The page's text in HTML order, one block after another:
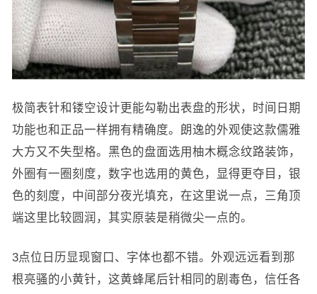
极简表针和镂空设计更能勾勒出表盘的形状，时间日期
功能也和正品一样拥有精确度。朗逸的外观使这款儒雅
大方又不失型格。黑色的盘面选用柚木概念纹路装饰，
外圈有一圈刻度，数字也选用的黄色，显得更夺目，银
色的刻度，中间部分夜光填充，在这里说一点，三角顶
端这里比较圆润，其实原装是稍微尖一点的。
3点位日历显现窗口、字体也都不错。外观远远看到那
根亮骚的小黄针，这黄蜂尾后针相同的剧毒色，信任各